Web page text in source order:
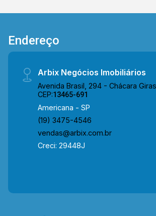
de Americana, escolas e fácil
central, garantindo praticidade e
dia a dia. Entre em contato com a equipe da
Arbix Imóveis e agende a sua visita!!
e Telefone: (19) 3475-4546 ARBIX IMÓVEIS -
Endereço
Arbix Negócios Imobiliários
Avenida Brasil, 294 - Chácara
CEP:13465-691
Americana - SP
(19) 3475-4546
vendas@arbix.com.br
Creci: 29448J